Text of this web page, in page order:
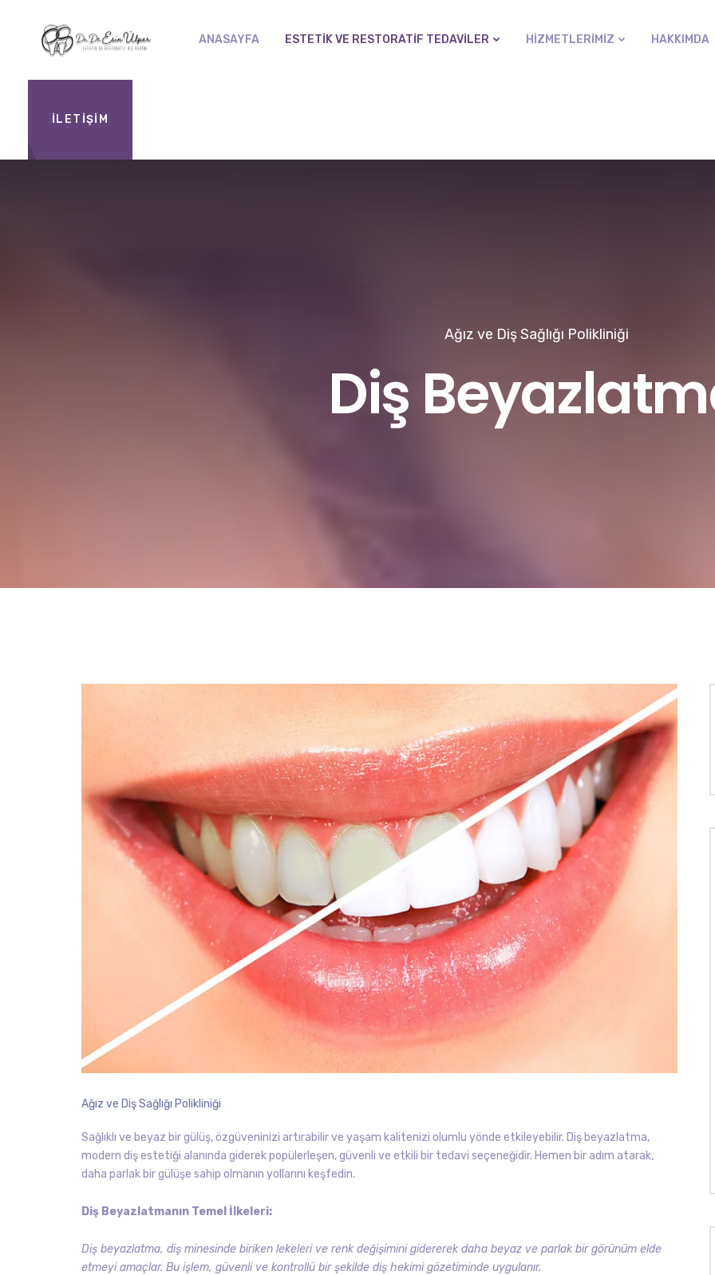
ANASAYFA ESTETIK VE RESTORATIF TEDAVILER HIZMETLERIMIZ HAKKIMDA
İLETİŞİM
Ağız ve Diş Sağlığı Polikliniği
Diş
Ağız ve Diş Sağlığı Polikliniği
Sağlıklı ve beyaz bir gülüş, özgüveninizi artırabilir ve yaşam kalitenizi olumlu yönde etkileyebilir. Diş beyazlatma,
modern diş estetiği alanında giderek popülerleşen, güvenli ve etkili bir tedavi seçeneğidir. Hemen bir adım atarak,
daha parlak bir gülüşe sahip olmanın yollarını keşfedin.
Diş Beyazlatmanın Temel İlkeleri:
Diş beyazlatma, diş minesinde biriken lekeleri ve renk değişimini gidererek daha beyaz ve parlak bir görünüm elde
etmeyi amaçlar. Bu işlem, güvenli ve kontrollü bir şekilde diş hekimi gözetiminde uygulanır.